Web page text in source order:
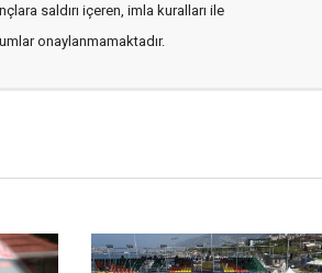
saldırı içeren, imla kuralları ile
onaylanmamaktadır.